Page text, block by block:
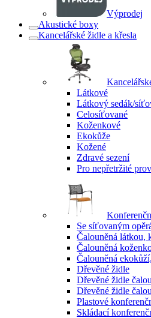
Výprodej
Akustické boxy
Kancelářské židle a křesla
Látkové
Látkový sedák/
Celosíťované
Koženkové
Ekokůže
Kožené
Zdravé sezení
Pro nepřetržité
Se síťovaným
Čalouněná látkou,
Čalouněná
Čalouněná
Dřevěné židle
Dřevěné židle
Dřevěné židle
Plastové
Skládací